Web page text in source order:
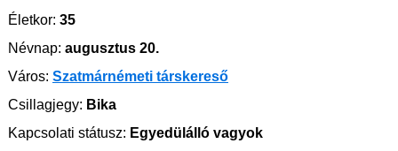
Életkor: 35
Névnap: augusztus 20.
Város: Szatmárnémeti társkereső
Csillagjegy: Bika
Kapcsolati státusz: Egyedülálló vagyok